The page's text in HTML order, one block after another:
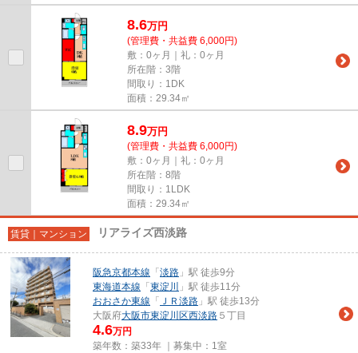
8.6万円
(管理費・共益費 6,000円)
敷：0ヶ月｜礼：0ヶ月
所在階：3階
間取り：1DK
面積：29.34㎡
8.9万円
(管理費・共益費 6,000円)
敷：0ヶ月｜礼：0ヶ月
所在階：8階
間取り：1LDK
面積：29.34㎡
賃貸｜マンション リアライズ西淡路
阪急京都本線 「 淡路 」駅 徒歩9分
東海道本線 「 東淀川
」駅 徒歩11分
おおさか東線 「 ＪＲ淡路 」駅 徒歩13分
大阪府大阪市東淀川区西淡路 ５丁目
4.6万円
築年数：築33年 ｜募集中： 1室